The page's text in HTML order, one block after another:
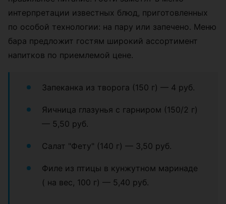
интерпретации известных блюд, приготовленных
по особой технологии: на пару или запечено. Меню
бара предложит гостям широкий ассортимент
напитков по приемлемой цене.
Запеканка из творога (150 г) — 4 руб.
Яичница глазунья с гарниром (150/2 г)
— 5,50 руб.
Салат "Фету" (140 г) — 3,50 руб.
Филе из птицы в кунжутном маринаде
( на вес, 100 г) — 5,40 руб.